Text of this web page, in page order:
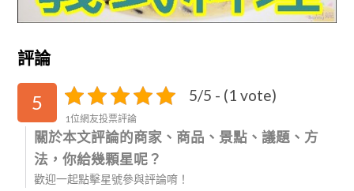
評論
5 5/5 - (1 vote)
1位網友投票評論
關於本文評論的商家、商品、景點、議題、方
法，你給幾顆星呢？
歡迎一起點擊星號參與評論唷！